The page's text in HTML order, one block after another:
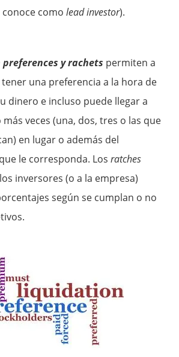
conoce como lead investor).
y rachets permiten a
una preferencia a la hora de
dinero e incluso puede llegar a
veces (una, dos, tres o las que
en lugar o además del
le corresponda. Losratches
inversores (o a la empresa)
según se cumplan o no